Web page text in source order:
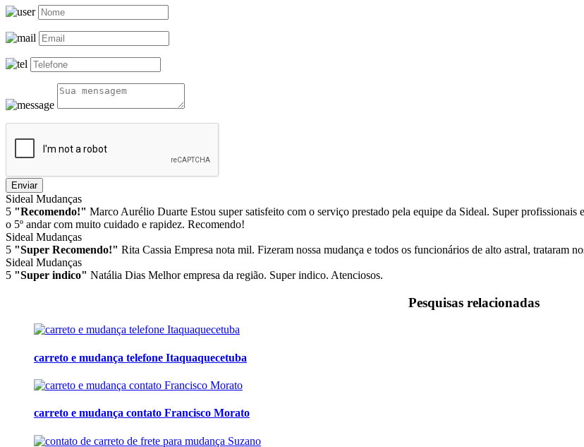
Enviar
Sideal Mudanças
5 "Recomendo!" Marco Aurélio Duarte Estou super satisfeito com o serviço prestado pela equipe da Sideal. Super
o 5º andar com muito cuidado e rapidez. Recomendo!
Sideal Mudanças
5 "Super Recomendo!" Rita Cassia Empresa nota mil. Fizeram nossa mudança e todos os funcionários de alto astral, trataram
Sideal Mudanças
5 "Super indico" Natália Dias Melhor empresa da região. Super indico. Atenciosos.
Pesquisas relacionadas
carreto e mudança telefone Itaquaquecetuba
carreto e mudança contato Francisco Morato